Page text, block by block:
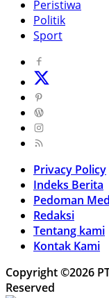
Peristiwa
Politik
Sport
Privacy Policy
Indeks Berita
Pedoman
Redaksi
Tentang kami
Kontak Kami
Copyright ©2026
Reserved